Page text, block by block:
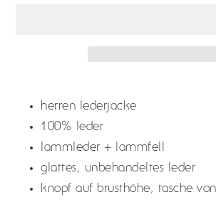
warenkorb
hinzugefügt
herren lederjacke
100% leder
lammleder + lammfell
glattes, unbehandeltes leder
knopf auf brusthöhe, tasche